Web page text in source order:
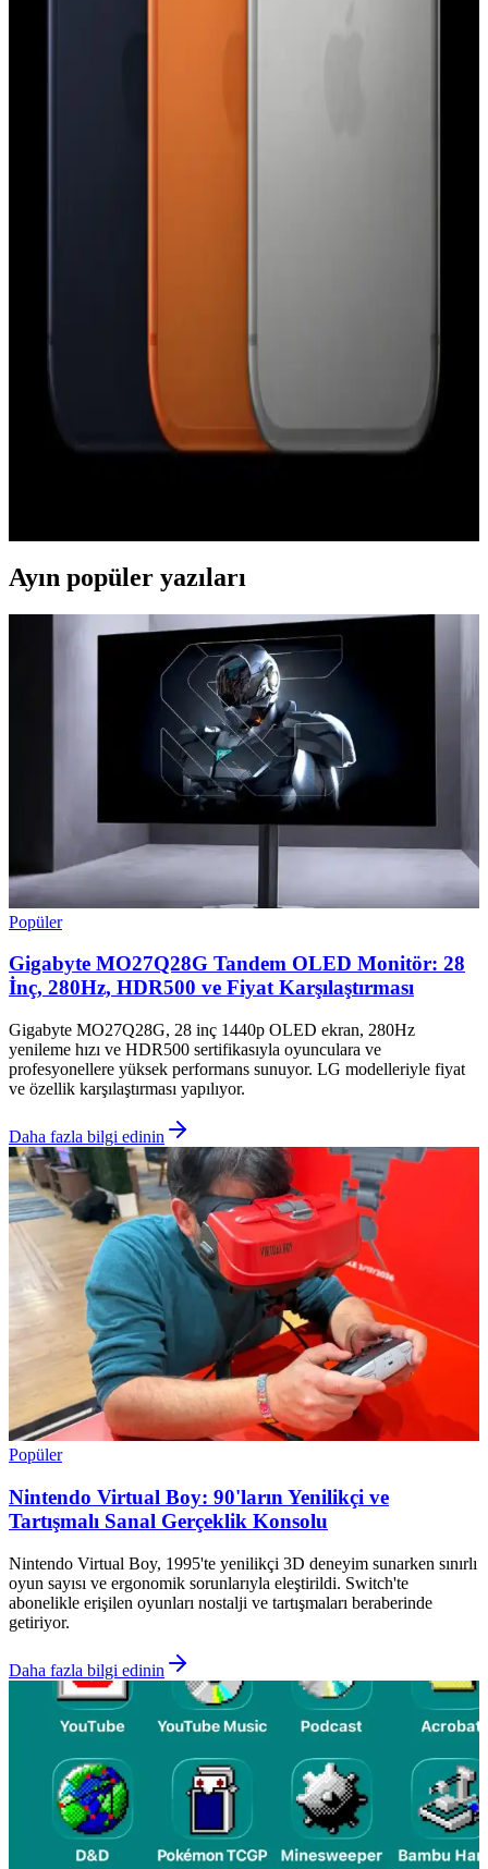
özelliği yalnızca AirTag 2 ile uyumludur. Orijinal AirTag, yeni U2
çipi ve kamera eksikliği nedeniyle desteklenmemektedir.
iPhone 17 Pro Kullanıcı Deneyimi ve Android'e Geri
Dönüş Nedenleri Üzerine Analiz
Ayın popüler yazıları
Popüler
Gigabyte MO27Q28G Tandem OLED Monitör: 28
İnç, 280Hz, HDR500 ve Fiyat Karşılaştırması
Gigabyte MO27Q28G, 28 inç 1440p OLED ekran, 280Hz
yenileme hızı ve HDR500 sertifikasıyla oyunculara ve
profesyonellere yüksek performans sunuyor. LG modelleriyle fiyat
ve özellik karşılaştırması yapılıyor.
Daha fazla bilgi edinin
Popüler
Nintendo Virtual Boy: 90'ların Yenilikçi ve
Tartışmalı Sanal Gerçeklik Konsolu
Nintendo Virtual Boy, 1995'te yenilikçi 3D deneyim sunarken sınırlı
oyun sayısı ve ergonomik sorunlarıyla eleştirildi. Switch'te
abonelikle erişilen oyunları nostalji ve tartışmaları beraberinde
getiriyor.
Daha fazla bilgi edinin